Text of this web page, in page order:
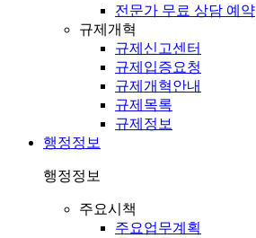
전문가 무료 상담 예약
규제개혁
규제신고센터
규제입증요청
규제개혁안내
규제목록
규제정보
행정정보
행정정보
주요시책
주요업무계획